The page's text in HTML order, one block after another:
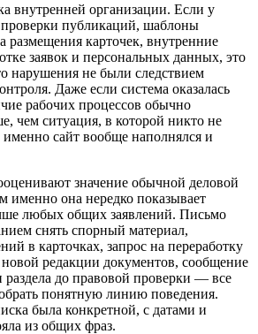
внутренней организации. Если у
проверки публикаций, шаблоны
размещения карточек, внутренние
заявок и персональных данных, это
нарушения не были следствием
Даже если система оказалась
рабочих процессов обычно
чем ситуация, в которой никто не
сайт вообще наполнялся и
значение обычной деловой
именно она нередко показывает
любых общих заявлений. Письмо
снять спорный материал,
в карточках, запрос на переработку
редакции документов, сообщение
до правовой проверки — все
понятную линию поведения.
была конкретной, с датами и
из общих фраз.